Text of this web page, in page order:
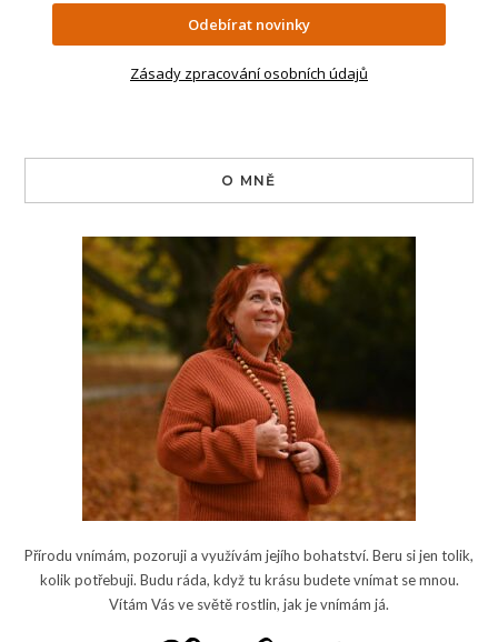
Odebírat novinky
Zásady zpracování osobních údajů
O MNĚ
Přírodu vnímám, pozoruji a využívám jejího bohatství. Beru si jen tolik,
kolik potřebuji. Budu ráda, když tu krásu budete vnímat se mnou.
Vítám Vás ve světě rostlin, jak je vnímám já.